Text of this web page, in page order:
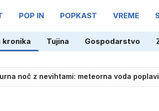
POP IN POPKAST VREME
kronika Tujina Gospodarstvo
noč z nevihtami: meteorna voda